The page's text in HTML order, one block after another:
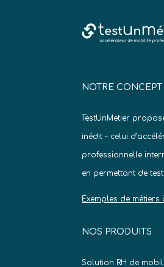
NOTRE CONCEPT
TestUnMetier
inédit – celui
professionnelle
en permettant de
Exemples de métiers
NOS PRODUITS
Solution RH de